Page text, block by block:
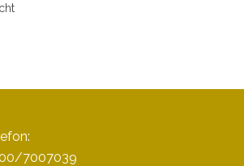
7007039